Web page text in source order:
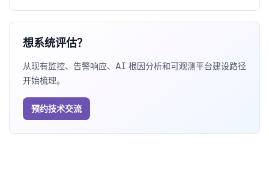
想系统评估？
从现有监控、告警响应、AI 根因分析和可观测平台建设路径
开始梳理。
预约技术交流